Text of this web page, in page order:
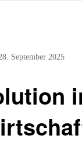
September 2025